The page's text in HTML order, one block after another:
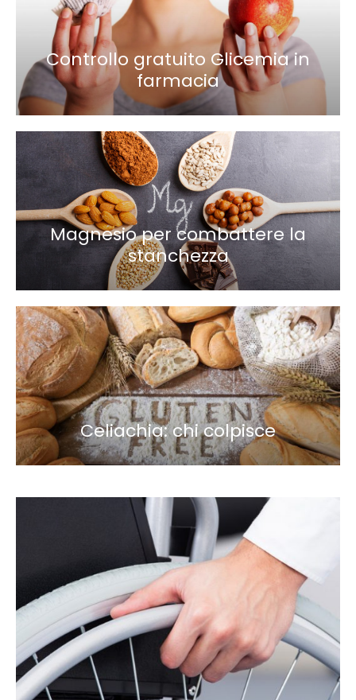
Controllo gratuito Glicemia in
farmacia
Magnesio per combattere la
stanchezza
Celiachia: chi colpisce